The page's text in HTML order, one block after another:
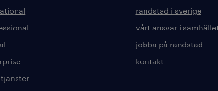
randstad i sverige
vårt ansvar i
jobba på randstad
kontakt